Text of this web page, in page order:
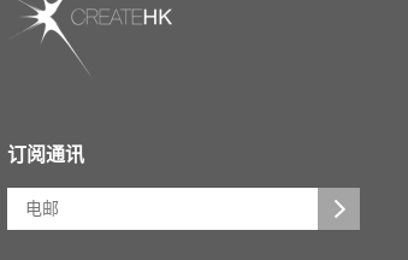
订阅通讯